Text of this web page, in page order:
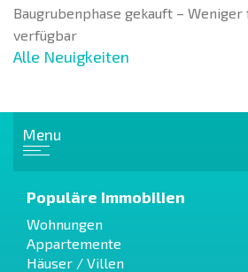
Baugrubenphase gekauft –
verfügbar
Alle Neuigkeiten
Menu
Populäre Immobilien
Wohnungen
Appartemente
Häuser / Villen